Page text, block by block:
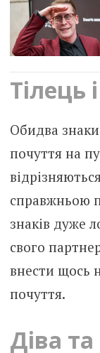
Тілець
Обидва
почуття на
справжньою
знаків дуже
свого
внести щось
почуття.
Діва